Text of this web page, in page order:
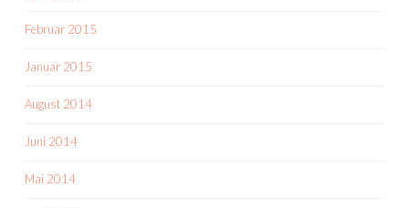
Februar 2015
Januar 2015
August 2014
Juni 2014
Mai 2014